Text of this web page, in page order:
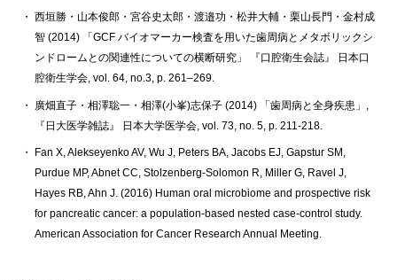
西垣勝・山本俊郎・宮谷史太郎・渡邉功・松井大輔・栗山長門・金村成
智 (2014) 「GCF バイオマーカー検査を用いた歯周病とメタボリックシ
ンドロームとの関連性についての横断研究」 『口腔衛生会誌』 日本口
腔衛生学会, vol. 64, no.3, p. 261–269.
廣畑直子・相澤聡一・相澤(小峯)志保子 (2014) 「歯周病と全身疾患」,
『日大医学雑誌』 日本大学医学会, vol. 73, no. 5, p. 211-218.
Fan X, Alekseyenko AV, Wu J, Peters BA, Jacobs EJ, Gapstur SM,
Purdue MP, Abnet CC, Stolzenberg-Solomon R, Miller G, Ravel J,
Hayes RB, Ahn J. (2016) Human oral microbiome and prospective risk
for pancreatic cancer: a population-based nested case-control study.
American Association for Cancer Research Annual Meeting.